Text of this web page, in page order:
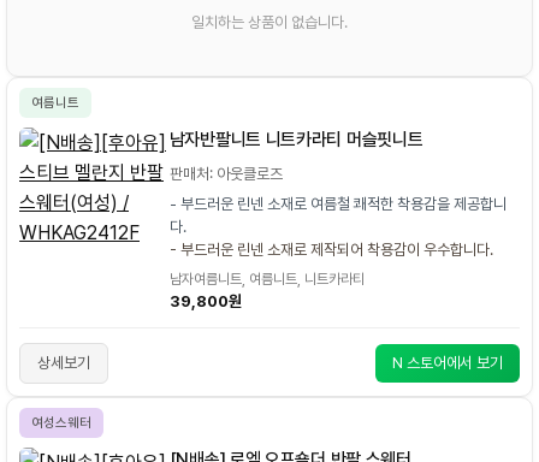
일치하는 상품이 없습니다.
여름니트
남자반팔니트 니트카라티 머슬핏니트
판매처: 아웃클로즈
- 부드러운 린넨 소재로 여름철 쾌적한 착용감을 제공합니
다.
- 부드러운 린넨 소재로 제작되어 착용감이 우수합니다.
남자여름니트, 여름니트, 니트카라티
39,800원
상세보기 N 스토어에서 보기
여성스웨터